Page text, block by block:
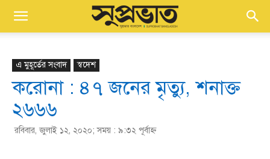
এ মুহূর্তের সংবাদ স্বদেশ
করোনা : ৪৭ জনের মৃত্যু, শনাক্ত
২৬৬৬
রবিবার, জুলাই ১২, ২০২০; সময় : ৯:৩২ পূর্বাহ্ণ